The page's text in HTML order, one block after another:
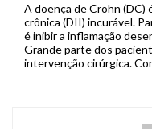
A doença de Crohn (DC)
crônica (DII) incurável.
é inibir a inflamação
Grande parte dos
intervenção cirúrgica.